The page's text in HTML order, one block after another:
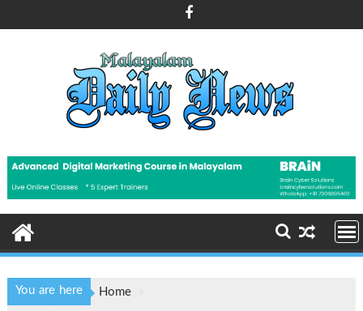
to
You are here
Home